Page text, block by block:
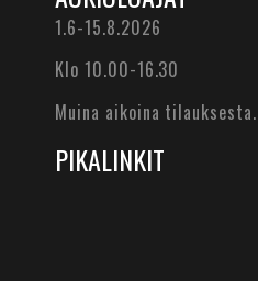
1.6-15.8.2026
Klo 10.00-16.30
Muina aikoina tilauksesta.
PIKALINKIT